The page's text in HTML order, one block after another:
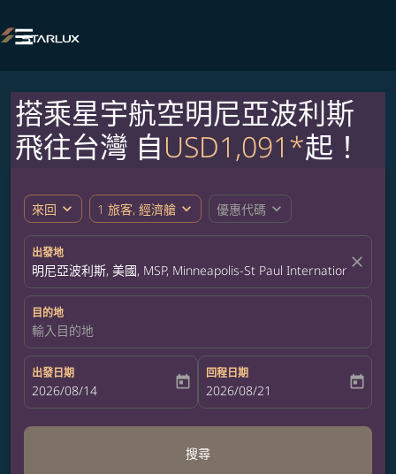

搭乘星宇航空明尼亞波利斯
飛往台灣 自USD1,091*起！
來回 expand_more 1 旅客, 經濟艙 expand_more 優惠代碼 expand_more
出發地
明尼亞波利斯, 美國, MSP, Minneapolis-St Paul International
close
目的地
輸入目的地
出發日期
fc-booking-departure-date-aria-label
2026/08/14 today
回程日期
fc-booking-return-date-aria-label
2026/08/21 today
搜尋